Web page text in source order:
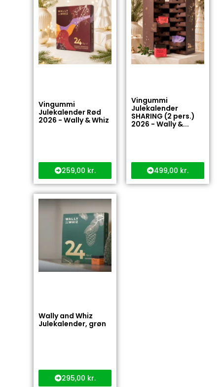
Vingummi
Julekalender Rød
2026 - Wally & Whiz
259,00 kr.
Vingummi
Julekalender
SHARING (2 pers.)
2026 - Wally &...
499,00 kr.
Wally and Whiz
Julekalender, grøn
295,00 kr.